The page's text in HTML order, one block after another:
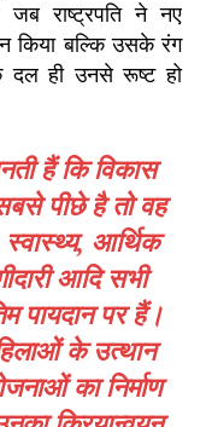
राष्ट्रपति ने नए
किया बल्कि उसके रंग
दल ही उनसे रूष्ट हो
हैं कि विकास
पीछे है तो वह
स्वास्थ्य, आर्थिक
आदि सभी
पायदान पर हैं।
के उत्थान
का निर्माण